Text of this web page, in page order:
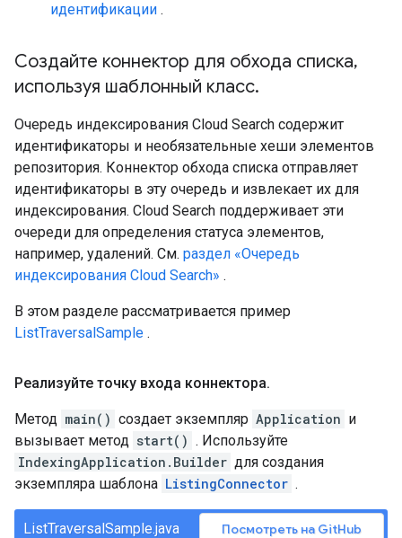
идентификации .
Создайте коннектор для обхода списка,
используя шаблонный класс.
Очередь индексирования Cloud Search содержит
идентификаторы и необязательные хеши элементов
репозитория. Коннектор обхода списка отправляет
идентификаторы в эту очередь и извлекает их для
индексирования. Cloud Search поддерживает эти
очереди для определения статуса элементов,
например, удалений. См. раздел «Очередь
индексирования Cloud Search» .
В этом разделе рассматривается пример
ListTraversalSample .
Реализуйте точку входа коннектора.
Метод main() создает экземпляр Application и
вызывает метод start() . Используйте
IndexingApplication.Builder для создания
экземпляра шаблона ListingConnector .
ListTraversalSample.java Посмотреть на GitHub